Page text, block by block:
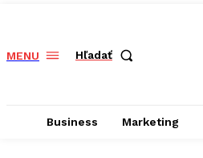
MENU Hľadať
Business Marketing